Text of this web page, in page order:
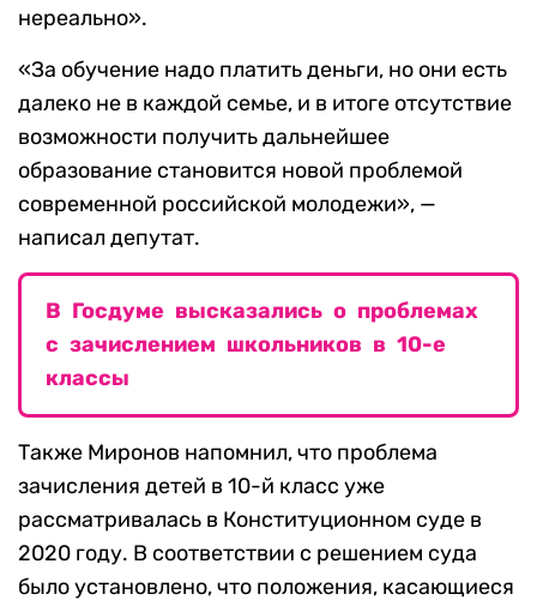
нереально».
«За обучение надо платить деньги, но они есть
далеко не в каждой семье, и в итоге отсутствие
возможности получить дальнейшее
образование становится новой проблемой
современной российской молодежи», —
написал депутат.
В Госдуме высказались о проблемах
с зачислением школьников в 10-е
классы
Также Миронов напомнил, что проблема
зачисления детей в 10-й класс уже
рассматривалась в Конституционном суде в
2020 году. В соответствии с решением суда
было установлено, что положения, касающиеся